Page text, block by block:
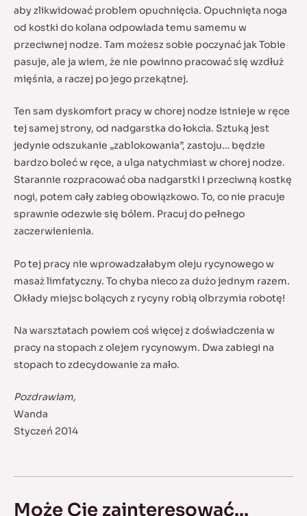
aby zlikwidować problem opuchnięcia. Opuchnięta noga
od kostki do kolana odpowiada temu samemu w
przeciwnej nodze. Tam możesz sobie poczynać jak Tobie
pasuje, ale ja wiem, że nie powinno pracować się wzdłuż
mięśnia, a raczej po jego przekątnej.
Ten sam dyskomfort pracy w chorej nodze istnieje w ręce
tej samej strony, od nadgarstka do łokcia. Sztuką jest
jedynie odszukanie „zablokowania”, zastoju… będzie
bardzo boleć w ręce, a ulga natychmiast w chorej nodze.
Starannie rozpracować oba nadgarstki i przeciwną kostkę
nogi, potem cały zabieg obowiązkowo. To, co nie pracuje
sprawnie odezwie się bólem. Pracuj do pełnego
zaczerwienienia.
Po tej pracy nie wprowadzałabym oleju rycynowego w
masaż limfatyczny. To chyba nieco za dużo jednym razem.
Okłady miejsc bolących z rycyny robią olbrzymia robotę!
Na warsztatach powiem coś więcej z doświadczenia w
pracy na stopach z olejem rycynowym. Dwa zabiegi na
stopach to zdecydowanie za mało.
Pozdrawiam,
Wanda
Styczeń 2014
Może Cię zainteresować...